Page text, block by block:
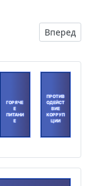
Вперед
ГОРЯЧЕ
Е
ПИТАНИ
Е
ПРОТИВ
ОДЕЙСТ
ВИЕ
КОРРУП
ЦИИ